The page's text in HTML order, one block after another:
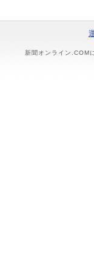
新聞オンライン.COM